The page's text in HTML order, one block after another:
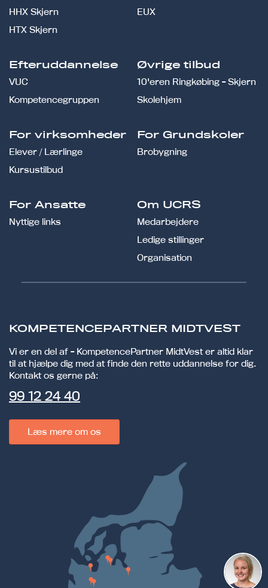
HHX Skjern
HTX Skjern
EUX
Efteruddannelse
VUC
Kompetencegruppen
Øvrige tilbud
10'eren Ringkøbing - Skjern
Skolehjem
For virksomheder
Elever / Lærlinge
Kursustilbud
For Grundskoler
Brobygning
For Ansatte
Nyttige links
Om UCRS
Medarbejdere
Ledige stillinger
Organisation
KOMPETENCEPARTNER MIDTVEST
Vi er en del af - KompetencePartner MidtVest er altid klar
til at hjælpe dig med at finde den rette uddannelse for dig.
Kontakt os gerne på:
99 12 24 40
Læs mere om os